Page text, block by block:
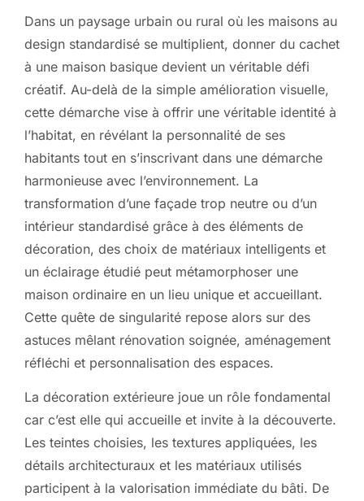
Dans un paysage urbain ou rural où les maisons au
design standardisé se multiplient, donner du cachet
à une maison basique devient un véritable défi
créatif. Au-delà de la simple amélioration visuelle,
cette démarche vise à offrir une véritable identité à
l’habitat, en révélant la personnalité de ses
habitants tout en s’inscrivant dans une démarche
harmonieuse avec l’environnement. La
transformation d’une façade trop neutre ou d’un
intérieur standardisé grâce à des éléments de
décoration, des choix de matériaux intelligents et
un éclairage étudié peut métamorphoser une
maison ordinaire en un lieu unique et accueillant.
Cette quête de singularité repose alors sur des
astuces mêlant rénovation soignée, aménagement
réfléchi et personnalisation des espaces.
La décoration extérieure joue un rôle fondamental
car c’est elle qui accueille et invite à la découverte.
Les teintes choisies, les textures appliquées, les
détails architecturaux et les matériaux utilisés
participent à la valorisation immédiate du bâti. De